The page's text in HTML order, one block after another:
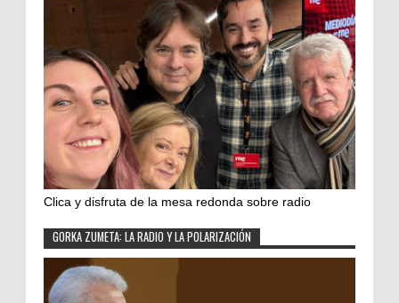
Clica y disfruta de la mesa redonda sobre radio
GORKA ZUMETA: LA RADIO Y LA POLARIZACIÓN